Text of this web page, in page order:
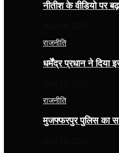
नीतीश के वीडियो पर
राजनीति
धर्मेंद्र प्रधान ने दिया
राजनीति
मुजफ्फरपुर पुलिस का